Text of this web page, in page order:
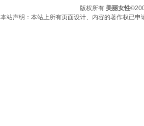
版权所有 美丽女性
本站声明：本站上所有页面设计、内容的著作权已